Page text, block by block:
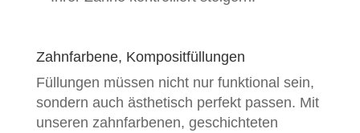
Zahnfarbene, Kompositfüllungen
Füllungen müssen nicht nur funktional sein,
sondern auch ästhetisch perfekt passen. Mit
unseren zahnfarbenen, geschichteten